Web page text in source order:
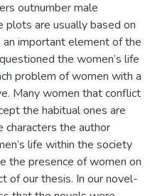
outnumber male
plots are usually based on
important element of the
the women’s life
problem of women with a
Many women that conflict
the habitual ones are
characters the author
life within the society
the presence of women on
of our thesis. In our novel-